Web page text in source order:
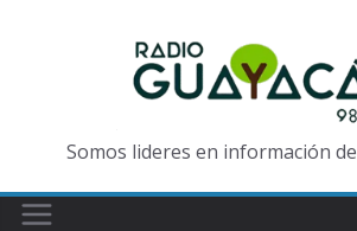
Somos lideres en información